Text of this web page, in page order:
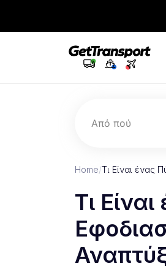
Από πού
Home/Τι Είναι ένας
Τι